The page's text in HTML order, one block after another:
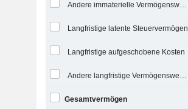
Andere immaterielle Vermögenswerte, Gesamt
Langfristige latente Steuervermögen
Langfristige aufgeschobene Kosten
Andere langfristige Vermögenswerte, Gesamt
Gesamtvermögen